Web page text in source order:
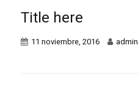
Title here
11 noviembre, 2016 admin